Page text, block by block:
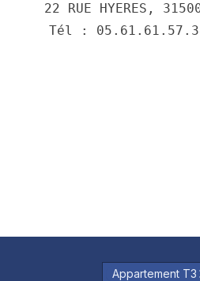
22 RUE HYERES,
Tél :
Appartement T3